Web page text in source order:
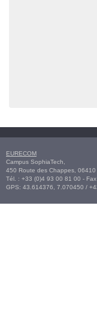
EURECOM
Campus SophiaTech,
450 Route des Chappes, 06410
Tél. : +33 (0)4 93 00 81 00 -
GPS: 43.614376 7.070450‎ /